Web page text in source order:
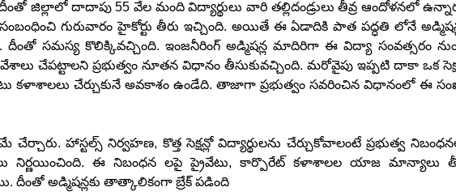
దీంతో జిల్లాలో దాదాపు 55 వేల మంది విద్యార్థులు వారి తల్లిదండ్రులు తీవ్ర ఆందోళనలో
సంబంధించి గురువారం హైకోర్టు తీరు ఇచ్చింది. అయితే ఈ ఏడాదికి పాత పద్ధతి లోనే
దీంతో సమస్య కొలిక్కివచ్చింది. ఇంజనీరింగ్ అడ్మిషన్ల మాదిరిగా ఈ విద్యా సంవత్సరం
చేపట్టాలని ప్రభుత్వం నూతన విధానం తీసుకువచ్చింది. మరోవైపు ఇప్పటి దాకా ఒక
కళాశాలలు చేర్చుకునే అవకాశం ఉండేది. తాజాగా ప్రభుత్వం సవరించిన విధానంలో ఈ
హాస్టల్స్ నిర్వహణ, కొత్త సెక్షన్లో విద్యార్థులను చేర్చుకోవాలంటే ప్రభుత్వ
నిర్ణయించింది. ఈ నిబంధన లపై ప్రైవేటు, కార్పొరేట్ కళాశాలల యాజ మాన్యాలు
దీంతో అడ్మిషన్లకు తాత్కాలికంగా బ్రేక్ పడింది